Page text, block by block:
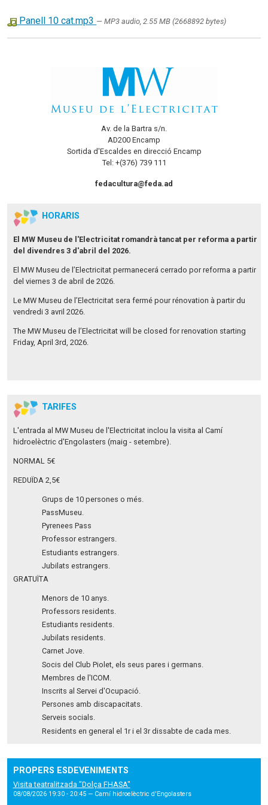
Panell 10 cat.mp3 — MP3 audio, 2.55 MB (2668892 bytes)
Av. de la Bartra s/n.
AD200 Encamp
Sortida d'Escaldes en direcció Encamp
Tel: +(376) 739 111
fedacultura@feda.ad
HORARIS
El MW Museu de l'Electricitat romandrà tancat per reforma a partir
del divendres 3 d'abril del 2026.
El MW Museu de l’Electricitat permanecerá cerrado por reforma a partir
del viernes 3 de abril de 2026.
Le MW Museu de l’Electricitat sera fermé pour rénovation à partir du
vendredi 3 avril 2026.
The MW Museu de l’Electricitat will be closed for renovation starting
Friday, April 3rd, 2026.
TARIFES
L'entrada al MW Museu de l'Electricitat inclou la visita al Camí
hidroelèctric d'Engolasters (maig - setembre).
NORMAL 5€
REDUÏDA 2,5€
Grups de 10 persones o més.
PassMuseu.
Pyrenees Pass
Professor estrangers.
Estudiants estrangers.
Jubilats estrangers.
GRATUÏTA
Menors de 10 anys.
Professors residents.
Estudiants residents.
Jubilats residents.
Carnet Jove.
Socis del Club Piolet, els seus pares i germans.
Membres de l'ICOM.
Inscrits al Servei d'Ocupació.
Persones amb discapacitats.
Serveis socials.
Residents en general el 1r i el 3r dissabte de cada mes.
PROPERS ESDEVENIMENTS
Visita teatralitzada "Dolça FHASA"
08/08/2026 19:30 - 20:45 — Camí hidroelèctric d'Engolasters